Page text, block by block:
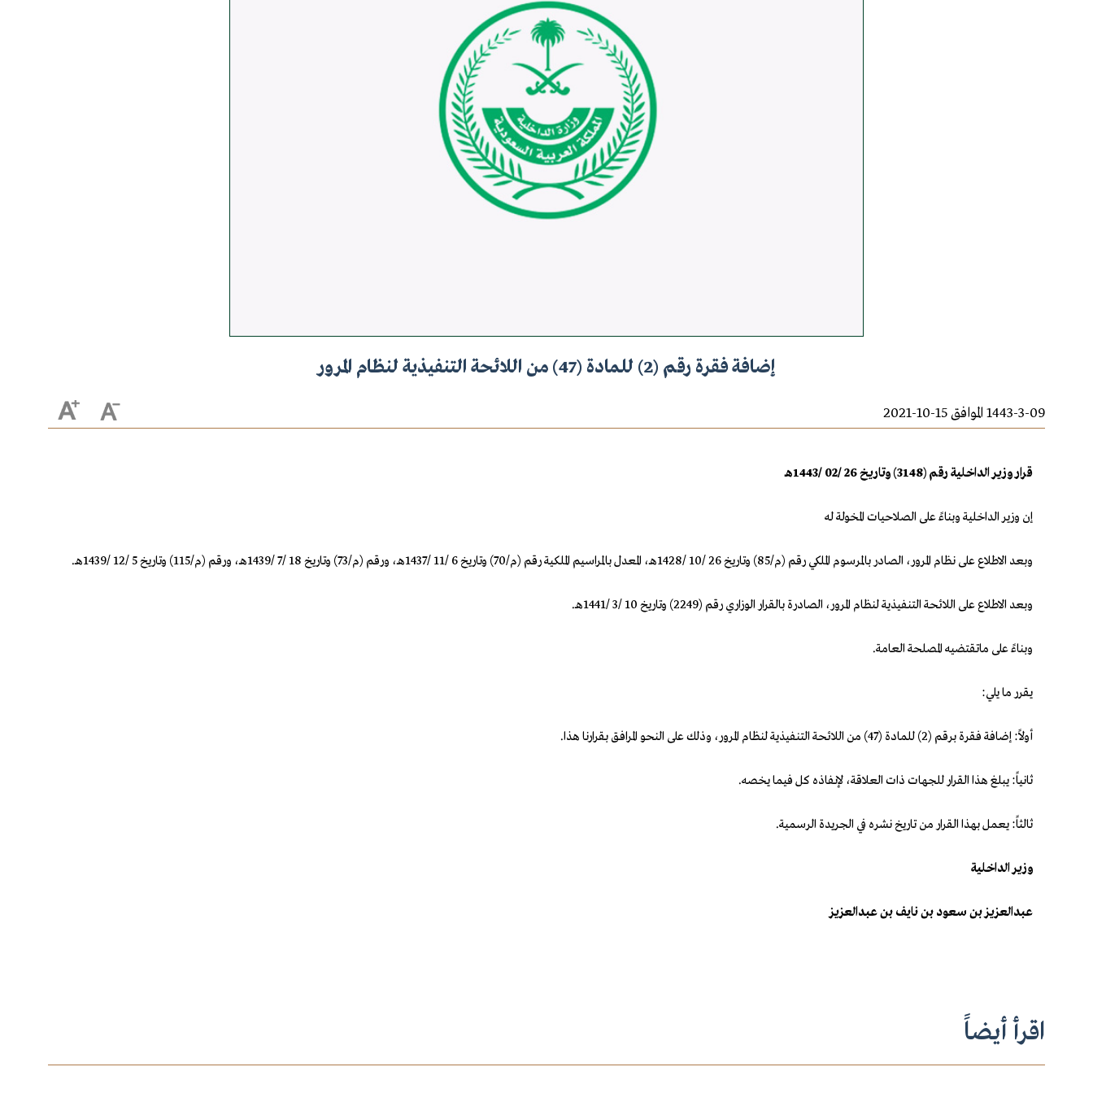
إضافة فقرة رقم (2) للمادة (47) من اللائحة التنفيذية لنظام المرور
1443-3-09 الموافق 15-10-2021
قرار وزير الداخلية رقم (3148) وتاريخ 26 /02 /1443هـ
إن وزير الداخلية وبناءً على الصلاحيات المخولة له
وبعد الاطلاع على نظام المرور، الصادر بالمرسوم الملكي رقم (م/85) وتاريخ 26 /10 /1428هـ، المعدل بالمراسيم الملكية رقم (م/70) وتاريخ 6 /11 /1437هـ، ورقم (م/73) وتاريخ 18 /7 /1439هـ، ورقم (م/115) وتاريخ 5 /12 /1439هـ.
وبعد الاطلاع على اللائحة التنفيذية لنظام المرور، الصادرة بالقرار الوزاري رقم (2249) وتاريخ 10 /3 /1441هـ.
وبناءً على ماتقتضيه المصلحة العامة.
يقرر ما يلي:
أولاً: إضافة فقرة برقم (2) للمادة (47) من اللائحة التنفيذية لنظام المرور، وذلك على النحو المرافق بقرارنا هذا.
ثانياً: يبلغ هذا القرار للجهات ذات العلاقة، لإنفاذه كل فيما يخصه.
ثالثاً: يعمل بهذا القرار من تاريخ نشره في الجريدة الرسمية.
وزير الداخلية
عبدالعزيز بن سعود بن نايف بن عبدالعزيز
اقرأ أيضاً